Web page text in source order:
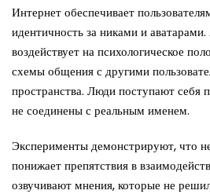
Интернет обеспечивает
идентичность за никами и
воздействует на психологическое
схемы общения с другими
пространства. Люди поступают себя
не соединены с реальным именем.
Эксперименты демонстрируют, что
понижает препятствия в
озвучивают мнения, которые не